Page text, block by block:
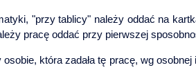
"przy tablicy" należy oddać na
pracę oddać przy pierwszej
która zadała tę pracę, wg